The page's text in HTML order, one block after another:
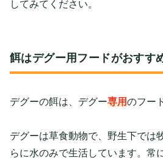
してみてください。
餌はデグー用フードがおすす
デグーの餌は、デグー専用のフー
デグーは草食動物で、野生下では
らに水のみで生活しています。常